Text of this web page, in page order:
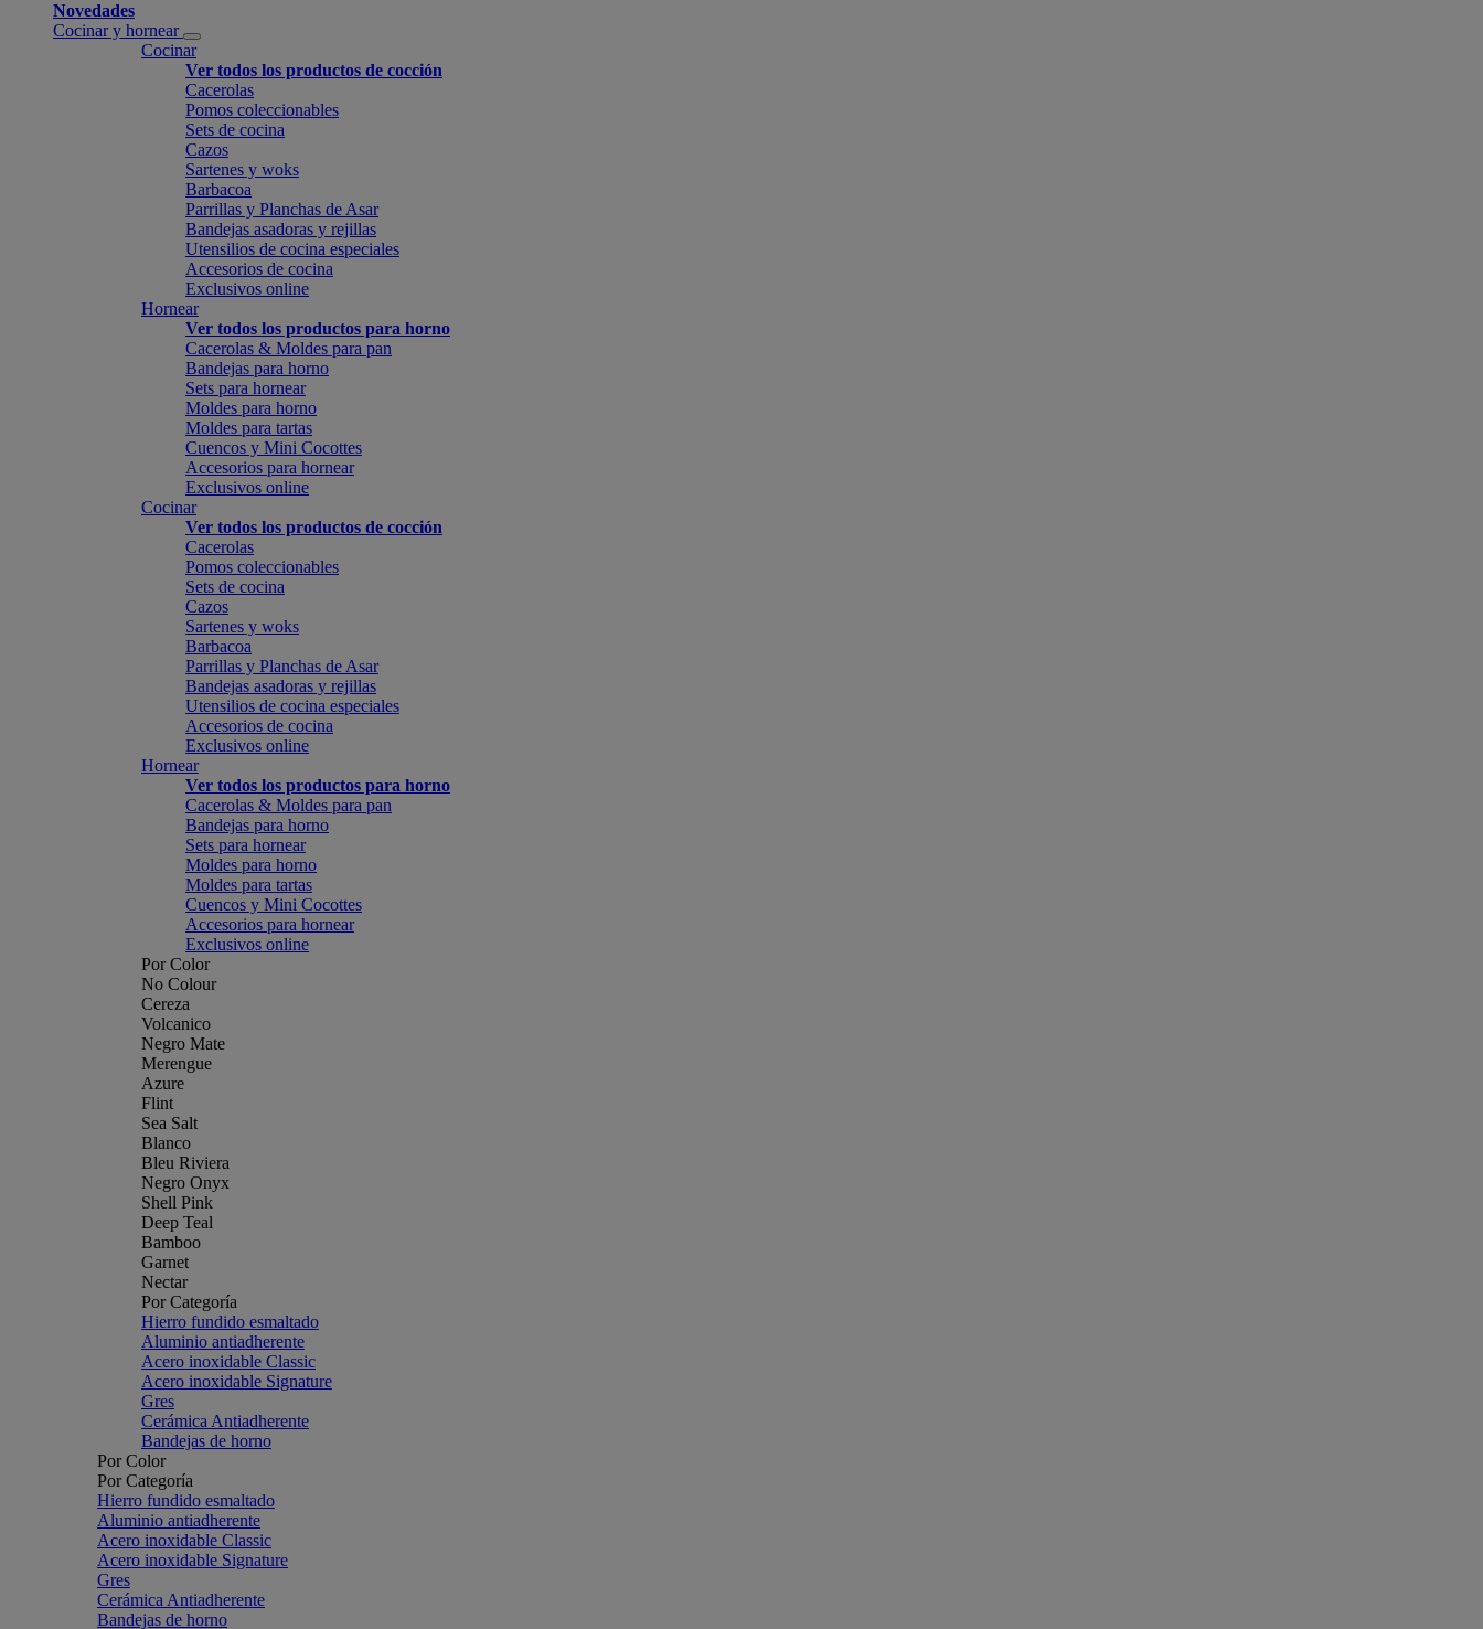
Novedades
Cocinar y hornear
Cocinar
Ver todos los productos de cocción
Cacerolas
Pomos coleccionables
Sets de cocina
Cazos
Sartenes y woks
Barbacoa
Parrillas y Planchas de Asar
Bandejas asadoras y rejillas
Utensilios de cocina especiales
Accesorios de cocina
Exclusivos online
Hornear
Ver todos los productos para horno
Cacerolas & Moldes para pan
Bandejas para horno
Sets para hornear
Moldes para horno
Moldes para tartas
Cuencos y Mini Cocottes
Accesorios para hornear
Exclusivos online
Cocinar
Ver todos los productos de cocción
Cacerolas
Pomos coleccionables
Sets de cocina
Cazos
Sartenes y woks
Barbacoa
Parrillas y Planchas de Asar
Bandejas asadoras y rejillas
Utensilios de cocina especiales
Accesorios de cocina
Exclusivos online
Hornear
Ver todos los productos para horno
Cacerolas & Moldes para pan
Bandejas para horno
Sets para hornear
Moldes para horno
Moldes para tartas
Cuencos y Mini Cocottes
Accesorios para hornear
Exclusivos online
Por Color
No Colour
Cereza
Volcanico
Negro Mate
Merengue
Azure
Flint
Sea Salt
Blanco
Bleu Riviera
Negro Onyx
Shell Pink
Deep Teal
Bamboo
Garnet
Nectar
Por Categoría
Hierro fundido esmaltado
Aluminio antiadherente
Acero inoxidable Classic
Acero inoxidable Signature
Gres
Cerámica Antiadherente
Bandejas de horno
Por Color
Por Categoría
Hierro fundido esmaltado
Aluminio antiadherente
Acero inoxidable Classic
Acero inoxidable Signature
Gres
Cerámica Antiadherente
Bandejas de horno